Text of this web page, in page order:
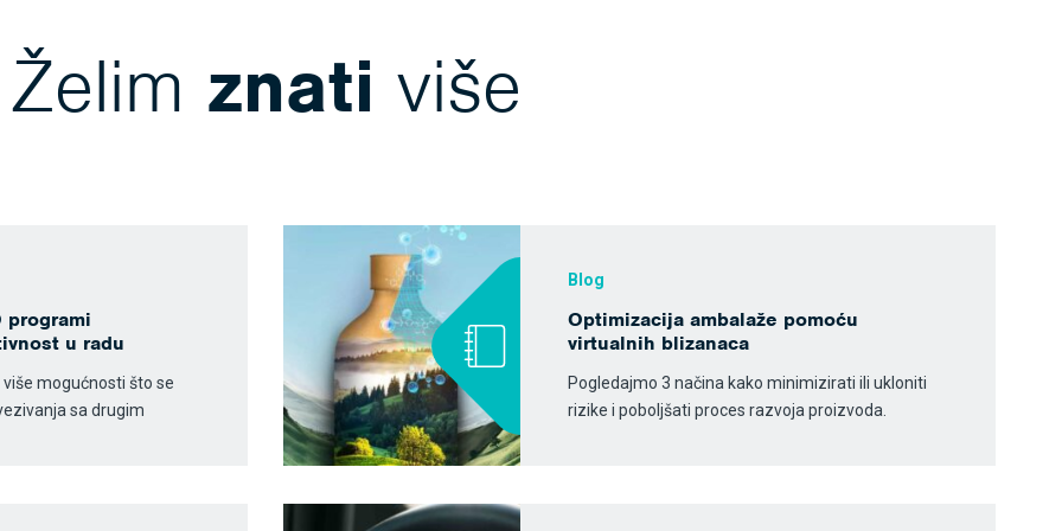
Želim znati više
programi
u radu
mogućnosti što se
sa drugim
Blog
Optimizacija ambalaže pomoću
virtualnih blizanaca
Pogledajmo 3 načina kako minimizirati ili ukloniti
rizike i poboljšati proces razvoja proizvoda.